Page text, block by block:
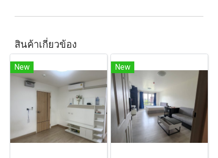
สินค้าเกี่ยวข้อง
New New